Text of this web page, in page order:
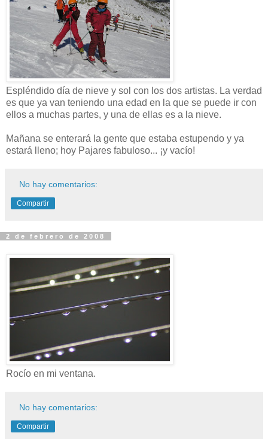
Espléndido día de nieve y sol con los dos artistas. La verdad
es que ya van teniendo una edad en la que se puede ir con
ellos a muchas partes, y una de ellas es a la nieve.
Mañana se enterará la gente que estaba estupendo y ya
estará lleno; hoy Pajares fabuloso... ¡y vacío!
No hay comentarios:
Compartir
2 de febrero de 2008
Rocío en mi ventana.
No hay comentarios:
Compartir